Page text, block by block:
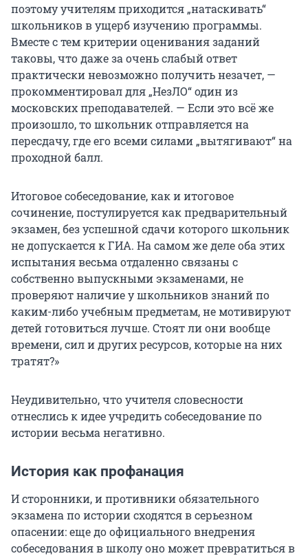
поэтому учителям приходится „натаскивать“
школьников в ущерб изучению программы.
Вместе с тем критерии оценивания заданий
таковы, что даже за очень слабый ответ
практически невозможно получить незачет, —
прокомментировал для „НезЛО“ один из
московских преподавателей. — Если это всё же
произошло, то школьник отправляется на
пересдачу, где его всеми силами „вытягивают“ на
проходной балл.
Итоговое собеседование, как и итоговое
сочинение, постулируется как предварительный
экзамен, без успешной сдачи которого школьник
не допускается к ГИА. На самом же деле оба этих
испытания весьма отдаленно связаны с
собственно выпускными экзаменами, не
проверяют наличие у школьников знаний по
каким-либо учебным предметам, не мотивируют
детей готовиться лучше. Стоят ли они вообще
времени, сил и других ресурсов, которые на них
тратят?»
Неудивительно, что учителя словесности
отнеслись к идее учредить собеседование по
истории весьма негативно.
История как профанация
И сторонники, и противники обязательного
экзамена по истории сходятся в серьезном
опасении: еще до официального внедрения
собеседования в школу оно может превратиться в